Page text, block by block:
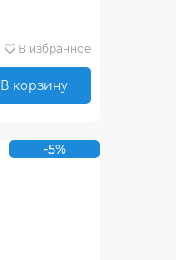
В избранное
В корзину
-5%